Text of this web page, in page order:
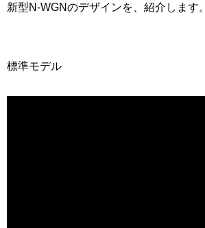
新型N-WGNのデザインを、紹介します。
標準モデル